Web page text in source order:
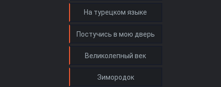
На турецком языке